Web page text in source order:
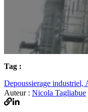
Tag :
Depoussierage industriel,
Auteur : Nicola Tagliabue